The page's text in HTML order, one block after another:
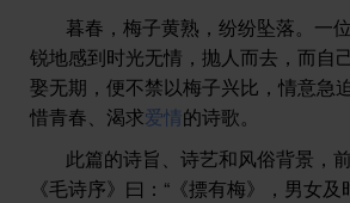
暮春，梅子黄熟，纷纷坠落。一
锐地感到时光无情，抛人而去，而自
娶无期，便不禁以梅子兴比，情意急
惜青春、渴求爱情的诗歌。
此篇的诗旨、诗艺和风俗背景，
《毛诗序》曰：“《摽有梅》，男女及